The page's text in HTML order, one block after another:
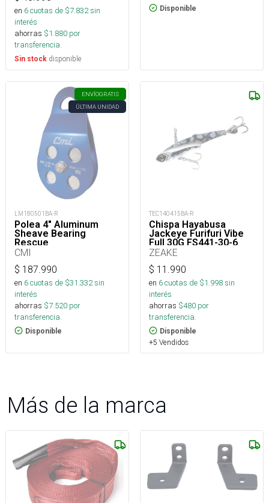
en 6cuotas de $7.832sin
interés
ahorras $1.880 por
transferencia.
Sin stock disponible
Disponible
ENVÍOGRATIS
ÚLTIMA UNIDAD
LM180501BA-R
Polea 4" Aluminum
Sheave Bearing
Rescue
CMI
$ 187.990
en 6cuotas de $31.332sin
interés
ahorras $7.520 por
transferencia.
Disponible
TEC140415BA-R
Chispa Hayabusa
Jackeye Furifuri Vibe
Full 30G FS441-30-6_
ZEAKE
$ 11.990
en 6cuotas de $1.998sin
interés
ahorras $480 por
transferencia.
Disponible
+5 Vendidos
Más de la marca